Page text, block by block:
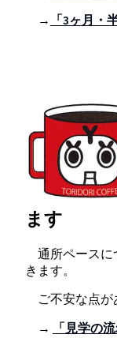
→
「3ヶ月・
ます
通所ペースに
きます。
ご不安な点が
→
「見学の